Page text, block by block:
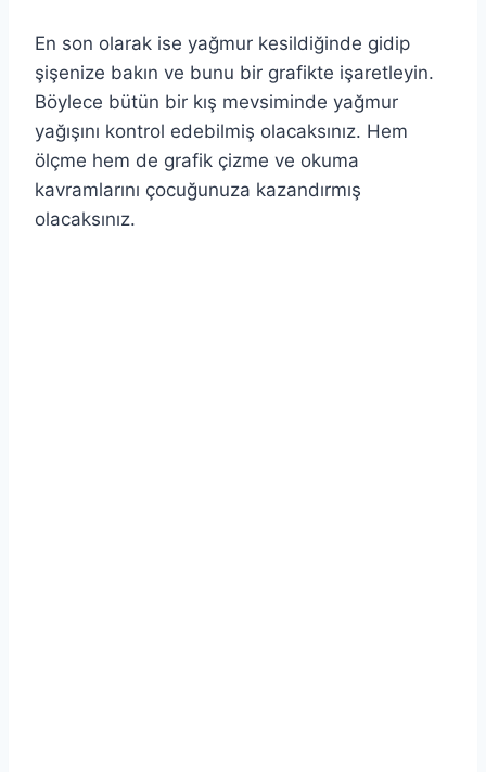
En son olarak ise yağmur kesildiğinde gidip
şişenize bakın ve bunu bir grafikte işaretleyin.
Böylece bütün bir kış mevsiminde yağmur
yağışını kontrol edebilmiş olacaksınız. Hem
ölçme hem de grafik çizme ve okuma
kavramlarını çocuğunuza kazandırmış
olacaksınız.